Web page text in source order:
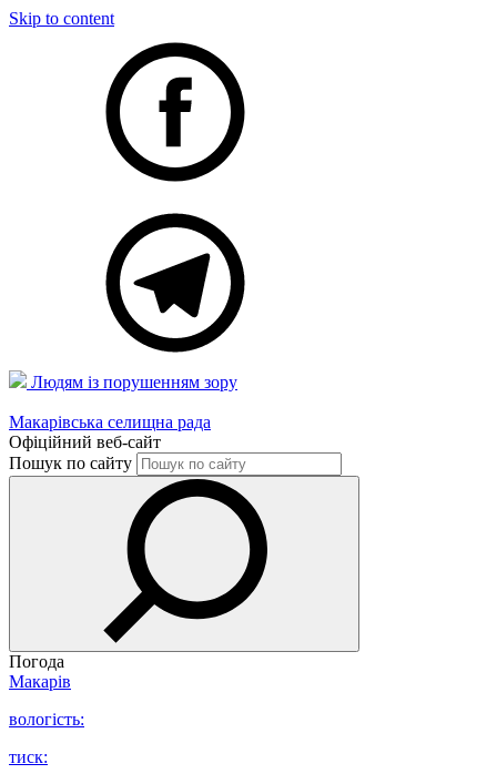
Skip to content
Людям із порушенням зору
Макарівська селищна рада
Офіційний веб-сайт
Пошук по сайту
Погода
Макарів
вологість:
тиск: